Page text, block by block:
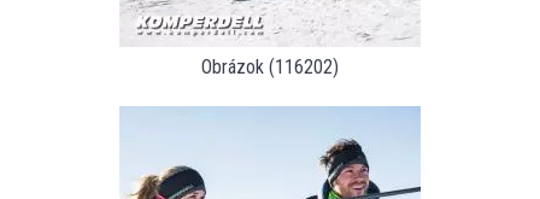
Obrázok (116202)